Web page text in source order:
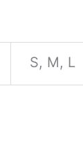
S, M, L